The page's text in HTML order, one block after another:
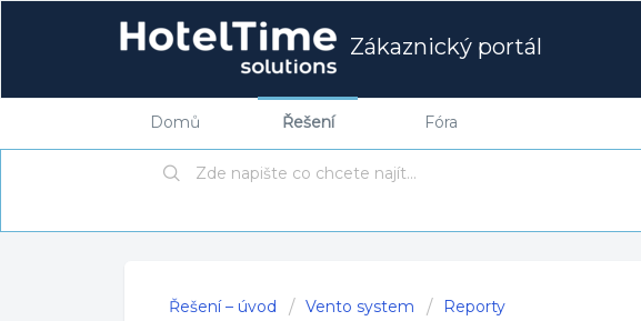
Zákaznický portál
Domů Řešení Fóra
Řešení – úvod Vento system Reporty